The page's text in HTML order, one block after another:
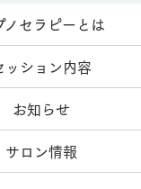
ノセラピーとは
ッション内容
お知らせ
サロン情報